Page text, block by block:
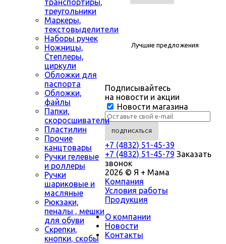
транспортиры,
треугольники
Маркеры,
текстовыделители
Наборы ручек
Ножницы,
Степлеры,
циркули
Обложки для
паспорта
Обложки,
файлы
Папки,
скоросшиватели
Пластилин
Прочие
канцтовары
Ручки гелевые
и роллеры
Ручки
шариковые и
масляные
Рюкзаки,
пеналы , мешки
для обуви
Скрепки,
кнопки, скобы
Лучшие предложения
Подписывайтесь
на новости и акции
Новости магазина
+7 (4832) 51-45-39
+7 (4832) 51-45-79 Заказать
звонок
2026 © Я + Мама
Компания
Условия работы
Продукция
О компании
Новости
Контакты